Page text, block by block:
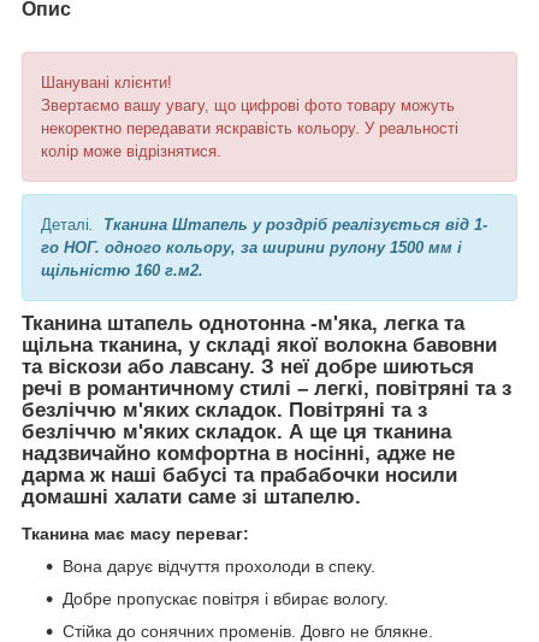
Опис
Шанувані клієнти!
Звертаємо вашу увагу, що цифрові фото товару можуть
некоректно передавати яскравість кольору. У реальності
колір може відрізнятися.
Деталі
Тканина Штапель у роздріб реалізується від 1-
го НОГ. одного кольору, за ширини рулону 1500 мм і
щільністю 160 г.м2.
Тканина штапель однотонна-м'яка, легка та
щільна тканина, у складі якої волокна бавовни
та віскози або лавсану. З неї добре шиються
речі в романтичному стилі – легкі, повітряні та з
безліччю м'яких складок. Повітряні та з
безліччю м'яких складок. А ще ця тканина
надзвичайно комфортна в носінні, адже не
дарма ж наші бабусі та прабабочки носили
домашні халати саме зі штапелю.
Тканина має масу переваг:
Вона дарує відчуття прохолоди в спеку.
Добре пропускає повітря і вбирає вологу.
Стійка до сонячних променів. Довго не блякне.